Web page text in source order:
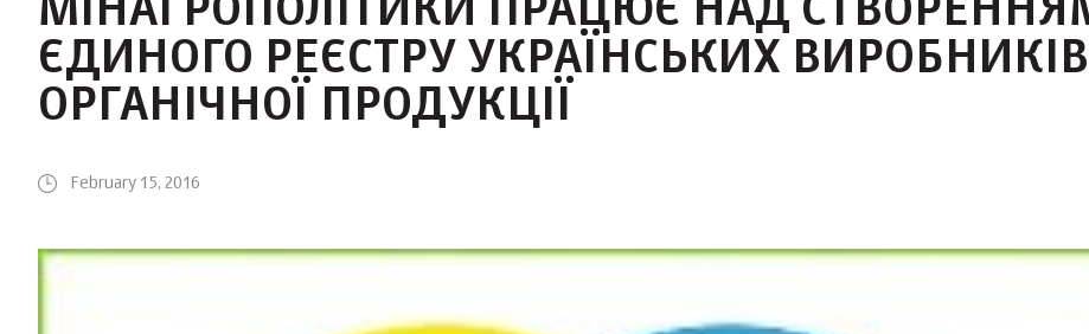
МІНАГРОПОЛІТИКИ ПРАЦЮЄ НАД
ЄДИНОГО РЕЄСТРУ УКРАЇНСЬКИХ ВИРОБНИКІВ
ОРГАНІЧНОЇ ПРОДУКЦІЇ
February 15, 2016